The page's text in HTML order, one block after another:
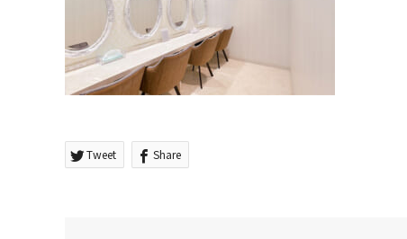
Tweet Share